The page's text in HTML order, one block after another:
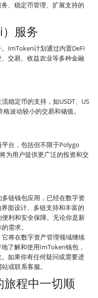
、稳定币管理、扩展支持的
服务
ImToken计划通过内置DeFi
交易、收益农业等多种金融
稳定币的支持，如USDT、US
波动较小的交易和储值。
台，包括但不限于Polygo
为用户提供更广泛的投资和交
链钱包应用，已经在数字资
面设计、多链支持和丰富的
利和安全保障。无论你是新
需求。
将在数字资产管理领域继续
了解和使用ImToken钱包，
如果你有任何疑问或需要进
或联系客服。
程中一切顺